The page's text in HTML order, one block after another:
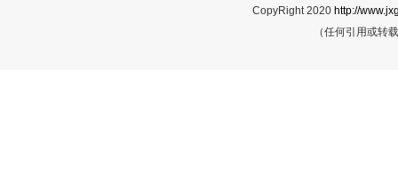
CopyRight 2020 http://
（任何引用或转